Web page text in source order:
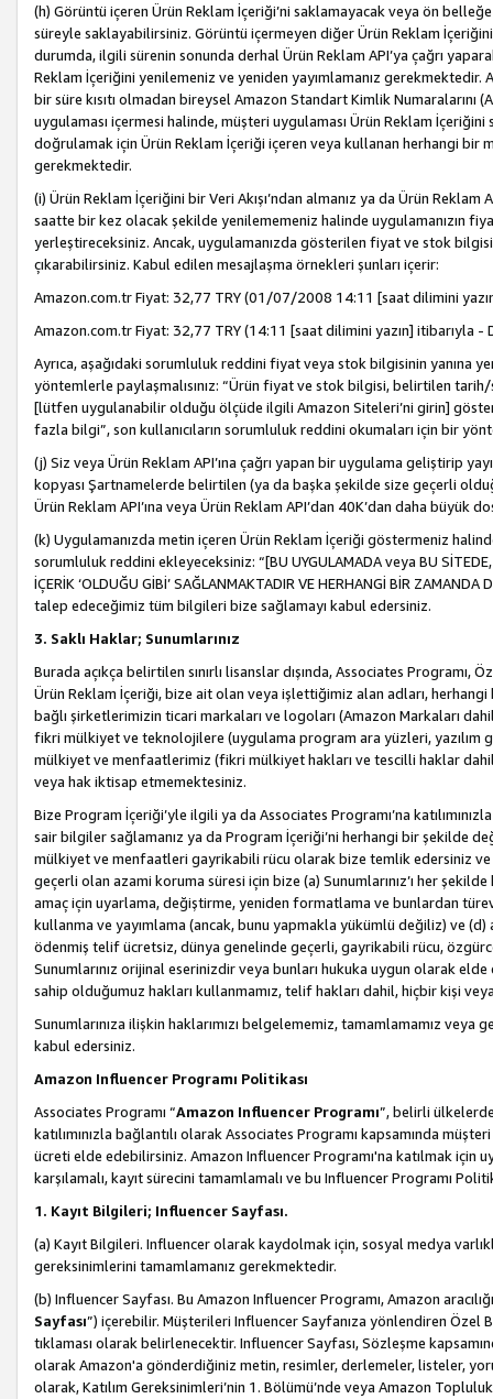
(h) Görüntü içeren Ürün Reklam İçeriği’ni saklamayacak veya ön
süreyle saklayabilirsiniz. Görüntü içermeyen diğer Ürün Reklam
durumda, ilgili sürenin sonunda derhal Ürün Reklam API’ya çağrı
Reklam İçeriğini yenilemeniz ve yeniden yayımlamanız gerekmektedir.
bir süre kısıtı olmadan bireysel Amazon Standart Kimlik Numaralarını
uygulaması içermesi halinde, müşteri uygulaması Ürün Reklam
doğrulamak için Ürün Reklam İçeriği içeren veya kullanan herhangi bir
gerekmektedir.
(i) Ürün Reklam İçeriğini bir Veri Akışı’ndan almanız ya da Ürün
saatte bir kez olacak şekilde yenilememeniz halinde uygulamanızın
yerleştireceksiniz. Ancak, uygulamanızda gösterilen fiyat ve stok
çıkarabilirsiniz. Kabul edilen mesajlaşma örnekleri şunları içerir:
Amazon.com.tr Fiyat: 32,77 TRY (01/07/2008 14:11 [saat dilimini
Amazon.com.tr Fiyat: 32,77 TRY (14:11 [saat dilimini yazın] itibarıyla -
Ayrıca, aşağıdaki sorumluluk reddini fiyat veya stok bilgisinin yanına
yöntemlerle paylaşmalısınız: “Ürün fiyat ve stok bilgisi, belirtilen
[lütfen uygulanabilir olduğu ölçüde ilgili Amazon Siteleri’ni girin]
fazla bilgi”, son kullanıcıların sorumluluk reddini okumaları için bir
(j) Siz veya Ürün Reklam API’ına çağrı yapan bir uygulama geliştirip
kopyası Şartnamelerde belirtilen (ya da başka şekilde size geçerli
Ürün Reklam API’ına veya Ürün Reklam API’dan 40K’dan daha büyük
(k) Uygulamanızda metin içeren Ürün Reklam İçeriği göstermeniz
sorumluluk reddini ekleyeceksiniz: “[BU UYGULAMADA veya BU SİTEDE,
İÇERİK ‘OLDUĞU GİBİ’ SAĞLANMAKTADIR VE HERHANGİ BİR
talep edeceğimiz tüm bilgileri bize sağlamayı kabul edersiniz.
3. Saklı Haklar; Sunumlarınız
Burada açıkça belirtilen sınırlı lisanslar dışında, Associates Programı,
Ürün Reklam İçeriği, bize ait olan veya işlettiğimiz alan adları,
bağlı şirketlerimizin ticari markaları ve logoları (Amazon Markaları
fikri mülkiyet ve teknolojilere (uygulama program ara yüzleri,
mülkiyet ve menfaatlerimiz (fikri mülkiyet hakları ve tescilli haklar
veya hak iktisap etmemektesiniz.
Bize Program İçeriği’yle ilgili ya da Associates Programı’na
sair bilgiler sağlamanız ya da Program İçeriği’ni herhangi bir şekilde
mülkiyet ve menfaatleri gayrikabili rücu olarak bize temlik edersiniz ve
geçerli olan azami koruma süresi için bize (a) Sunumlarınız’ı her
amaç için uyarlama, değiştirme, yeniden formatlama ve bunlardan türev
kullanma ve yayımlama (ancak, bunu yapmakla yükümlü değiliz) ve
ödenmiş telif ücretsiz, dünya genelinde geçerli, gayrikabili rücu,
Sunumlarınız orijinal eserinizdir veya bunları hukuka uygun olarak
sahip olduğumuz hakları kullanmamız, telif hakları dahil, hiçbir kişi
Sunumlarınıza ilişkin haklarımızı belgelememiz, tamamlamamız
kabul edersiniz.
Amazon Influencer Programı Politikası
Associates Programı “Amazon Influencer Programı”, belirli
katılımınızla bağlantılı olarak Associates Programı kapsamında
ücreti elde edebilirsiniz. Amazon Influencer Programı'na katılmak için
karşılamalı, kayıt sürecini tamamlamalı ve bu Influencer Programı
1. Kayıt Bilgileri; Influencer Sayfası.
(a) Kayıt Bilgileri. Influencer olarak kaydolmak için, sosyal medya
gereksinimlerini tamamlamanız gerekmektedir.
(b) Influencer Sayfası. Bu Amazon Influencer Programı, Amazon
Sayfası”) içerebilir. Müşterileri Influencer Sayfanıza yönlendiren Özel
tıklaması olarak belirlenecektir. Influencer Sayfası, Sözleşme
olarak Amazon'a gönderdiğiniz metin, resimler, derlemeler, listeler,
olarak, Katılım Gereksinimleri’nin 1. Bölümü’nde veya Amazon